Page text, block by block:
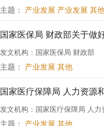
主题： 产业发展 产业发展 其
国家医保局 财政部关于做
发文机构：国家医保局 财政部
主题： 产业发展 其他
发文机构：国家医疗保障局 人力
主题： 产业发展 其他